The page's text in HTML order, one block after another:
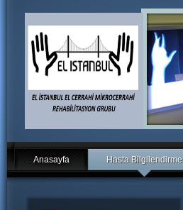
Anasayfa Hasta Bilgilendirme